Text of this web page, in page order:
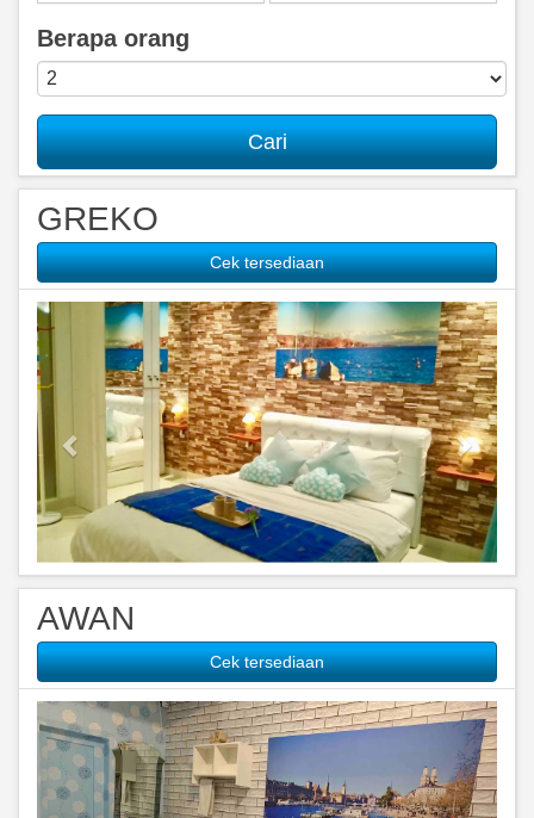
Berapa orang
Cari
GREKO
Cek tersediaan
Previous Next
AWAN
Cek tersediaan
Previous Next